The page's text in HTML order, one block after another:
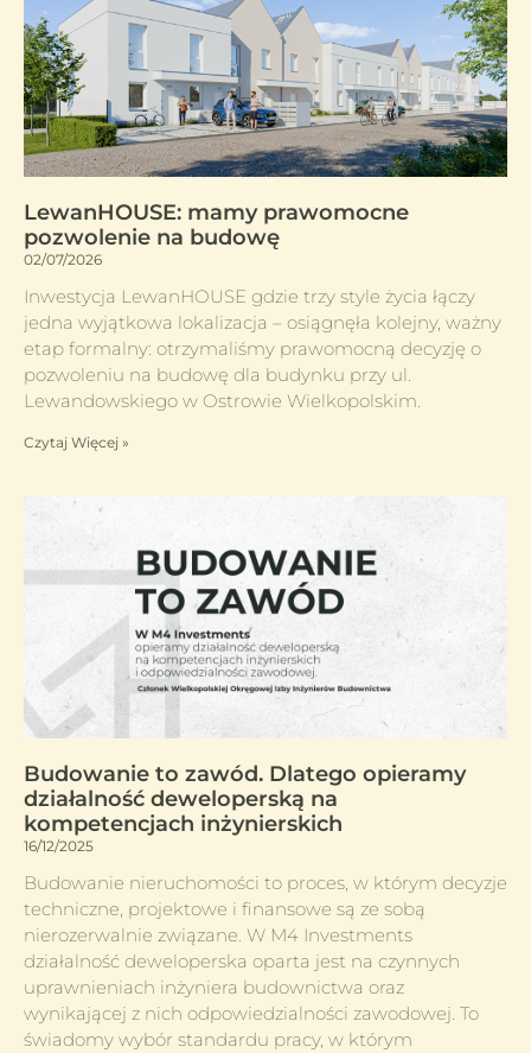
LewanHOUSE: mamy prawomocne
pozwolenie na budowę
02/07/2026
Inwestycja LewanHOUSE gdzie trzy style życia łączy
jedna wyjątkowa lokalizacja – osiągnęła kolejny, ważny
etap formalny: otrzymaliśmy prawomocną decyzję o
pozwoleniu na budowę dla budynku przy ul.
Lewandowskiego w Ostrowie Wielkopolskim.
Czytaj Więcej »
Budowanie to zawód. Dlatego opieramy
działalność deweloperską na
kompetencjach inżynierskich
16/12/2025
Budowanie nieruchomości to proces, w którym decyzje
techniczne, projektowe i finansowe są ze sobą
nierozerwalnie związane. W M4 Investments
działalność deweloperska oparta jest na czynnych
uprawnieniach inżyniera budownictwa oraz
wynikającej z nich odpowiedzialności zawodowej. To
świadomy wybór standardu pracy, w którym